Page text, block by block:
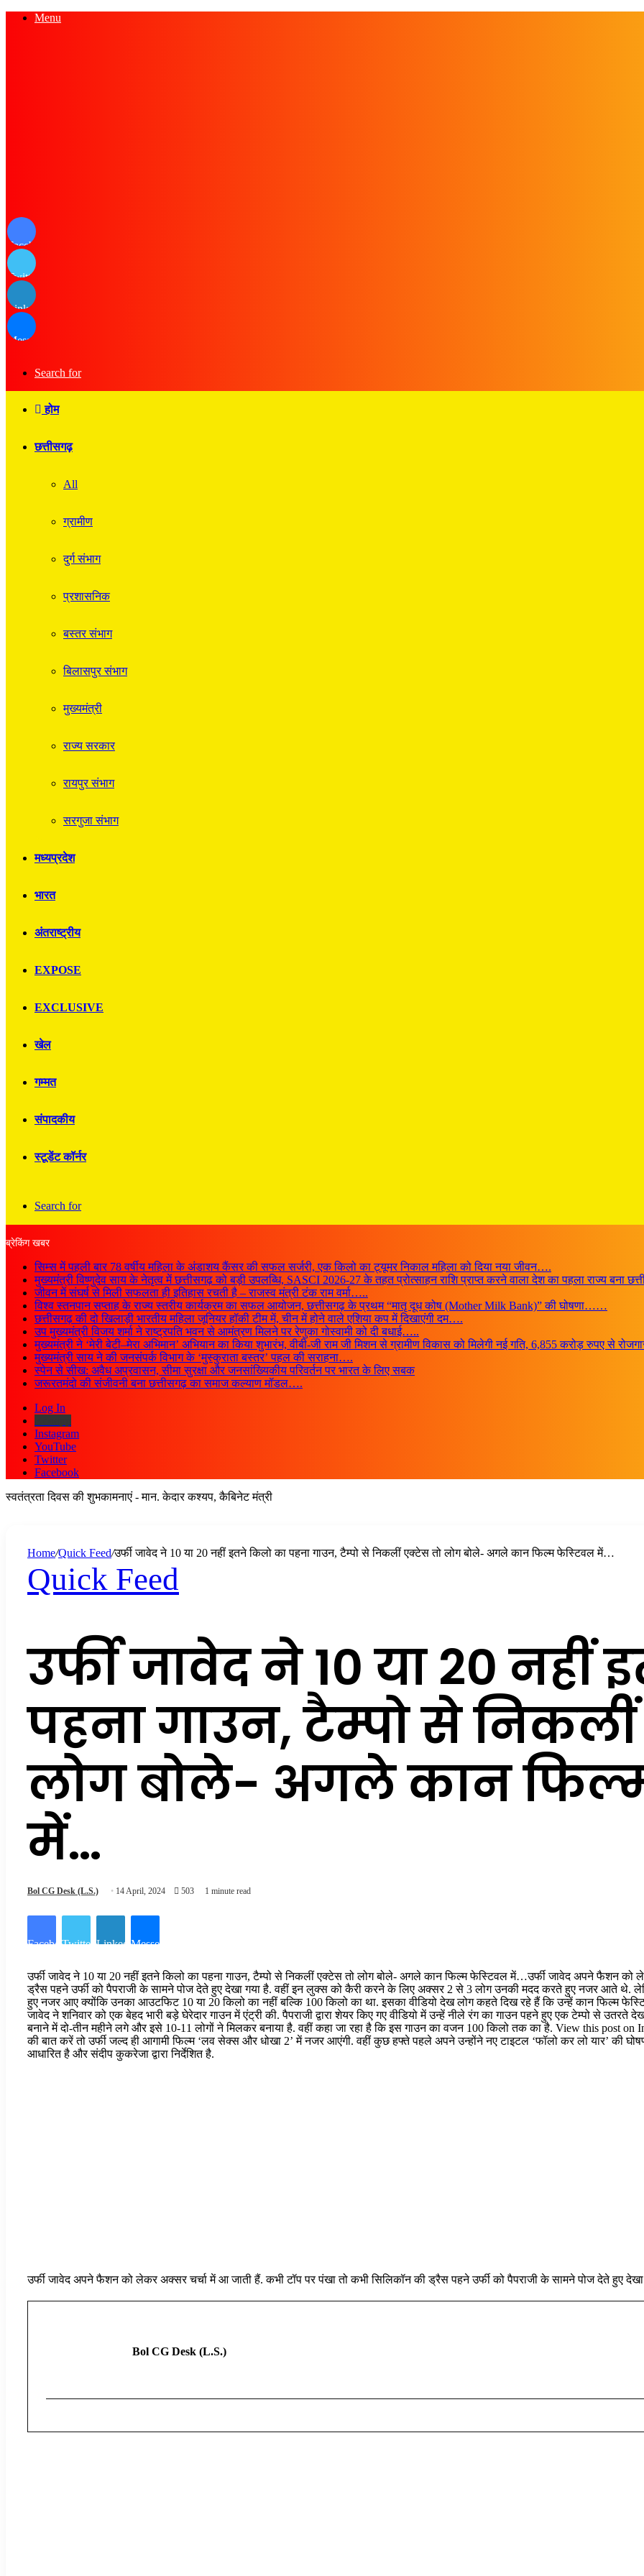
Menu
Search for
होम
छत्तीसगढ़
All
ग्रामीण
दुर्ग संभाग
प्रशासनिक
बस्तर संभाग
बिलासपुर संभाग
मुख्यमंत्री
राज्य सरकार
रायपुर संभाग
सरगुजा संभाग
मध्यप्रदेश
भारत
अंतराष्ट्रीय
EXPOSE
EXCLUSIVE
खेल
गम्मत
संपादकीय
स्टूडेंट कॉर्नर
Search for
ब्रेकिंग खबर
सिम्स में पहली बार 78 वर्षीय महिला के अंडाशय कैंसर की सफल सर्जरी, एक किलो का ट्यूमर निकाल महिला को दिया नया जीवन….
मुख्यमंत्री विष्णुदेव साय के नेतृत्व में छत्तीसगढ़ को बड़ी उपलब्धि, SASCI 2026-27 के तहत प्रोत्साहन राशि प्राप्त करने वाला देश का पहला राज्य बना
जीवन में संघर्ष से मिली सफलता ही इतिहास रचती है – राजस्व मंत्री टंक राम वर्मा…..
विश्व स्तनपान सप्ताह के राज्य स्तरीय कार्यक्रम का सफल आयोजन, छत्तीसगढ़ के प्रथम “मातृ दूध कोष (Mother Milk Bank)” की घोषणा……
छत्तीसगढ़ की दो खिलाड़ी भारतीय महिला जूनियर हॉकी टीम में, चीन में होने वाले एशिया कप में दिखाएंगी दम….
उप मुख्यमंत्री विजय शर्मा ने राष्ट्रपति भवन से आमंत्रण मिलने पर रेणुका गोस्वामी को दी बधाई…..
मुख्यमंत्री ने ‘मेरी बेटी–मेरा अभिमान’ अभियान का किया शुभारंभ, वीबी-जी राम जी मिशन से ग्रामीण विकास को मिलेगी नई गति, 6,855 करोड़ रुपए से
मुख्यमंत्री साय ने की जनसंपर्क विभाग के ‘मुस्कुराता बस्तर’ पहल की सराहना….
स्पेन से सीख: अवैध अप्रवासन, सीमा सुरक्षा और जनसांख्यिकीय परिवर्तन पर भारत के लिए सबक
जरूरतमंदो की संजीवनी बना छत्तीसगढ़ का समाज कल्याण मॉडल….
Log In
Instagram
YouTube
Twitter
Facebook
स्वतंत्रता दिवस की शुभकामनाएं - मान. केदार कश्यप, कैबिनेट मंत्री
Home/Quick Feed/उर्फी जावेद ने 10 या 20 नहीं इतने किलो का पहना गाउन, टैम्पो से निकलीं एक्टेस तो लोग बोले- अगले कान फिल्म फेस्टिवल में…
Quick Feed
उर्फी जावेद ने 10 या 20 नहीं
पहना गाउन, टैम्पो से
लोग बोले- अगले कान
में…
Bol CG Desk (L.S.) 14 April, 2024 503 1 minute read
FacebookTwitter LinkedInMessenger
उर्फी जावेद ने 10 या 20 नहीं इतने किलो का पहना गाउन, टैम्पो से निकलीं एक्टेस तो लोग बोले- अगले कान फिल्म फेस्टिवल में…उर्फी जावेद अपने फैशन को
ड्रैस पहने उर्फी को पैपराजी के सामने पोज देते हुए देखा गया है. वहीं इन लुक्स को कैरी करने के लिए अक्सर 2 से 3 लोग उनकी मदद करते हुए नजर आते थे.
हुए नजर आए क्योंकि उनका आउटफिट 10 या 20 किलो का नहीं बल्कि 100 किलो का था. इसका वीडियो देख लोग कहते दिख रहे हैं कि उन्हें कान फिल्म
जावेद ने शनिवार को एक बेहद भारी बड़े घेरेदार गाउन में एंट्री की. पैपराजी द्वारा शेयर किए गए वीडियो में उन्हें नीले रंग का गाउन पहने हुए एक टेम्पो से
बनाने में दो-तीन महीने लगे और इसे 10-11 लोगों ने मिलकर बनाया है. वहीं कहा जा रहा है कि इस गाउन का वजन 100 किलो तक का है. View this post
की बात करें तो उर्फी जल्द ही आगामी फिल्म ‘लव सेक्स और धोखा 2’ में नजर आएंगी. वहीं कुछ हफ्ते पहले अपने उन्होंने नए टाइटल ‘फॉलो कर लो यार’ की
आधारित है और संदीप कुकरेजा द्वारा निर्देशित है.
उर्फी जावेद अपने फैशन को लेकर अक्सर चर्चा में आ जाती हैं. कभी टॉप पर पंखा तो कभी सिलिकॉन की ड्रैस पहने उर्फी को पैपराजी के सामने पोज देते हुए देखा
Bol CG Desk (L.S.)
Facebook
Twitter
LinkedIn
Messenger